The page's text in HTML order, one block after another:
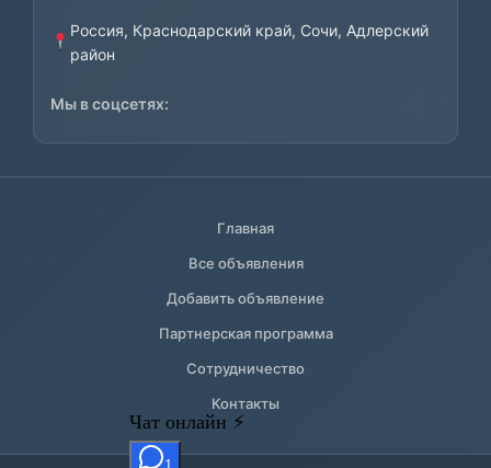
Россия, Краснодарский край, Сочи, Адлерский
район
Мы в соцсетях:
Главная
Все объявления
Добавить объявление
Партнерская программа
Сотрудничество
Контакты